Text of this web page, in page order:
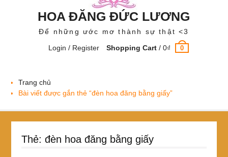
HOA ĐĂNG ĐỨC LƯƠNG
Để những ước mơ thành sự thật <3
Login / Register
Shopping Cart /0₫ 0
Trang chủ
Bài viết được gắn thẻ “đèn hoa đăng bằng giấy”
Thẻ: đèn hoa đăng bằng giấy